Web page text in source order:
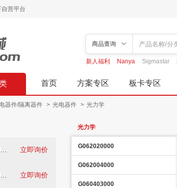
营平台
商品查询
新人福利 Nanya Sigmastar
首页 方案专区 板卡专区
器件/隔离器件 > 光电器件 > 光力学
立即询价
立即询价
光力学
G062020000
G062004000
G060403000